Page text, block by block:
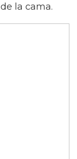
la cama.